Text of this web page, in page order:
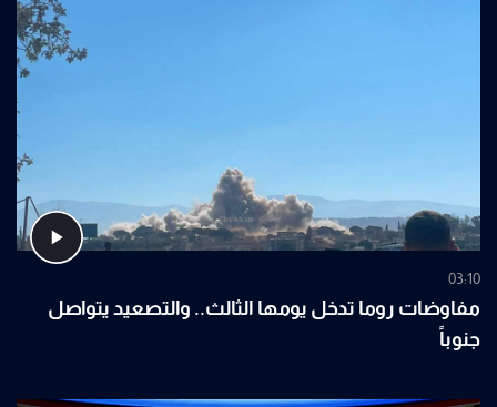
03:10
مفاوضات روما تدخل يومها الثالث.. والتصعيد يتواصل
جنوباً